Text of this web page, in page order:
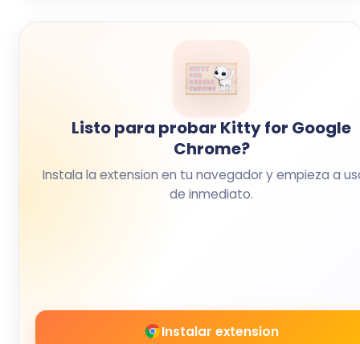
Listo para probar Kitty for Google
Chrome?
Instala la extension en tu navegador y empieza a
de inmediato.
Instalar extension